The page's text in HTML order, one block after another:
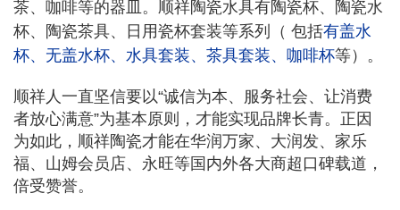
茶、咖啡等的器皿。顺祥陶瓷水具有陶瓷杯、陶瓷水
杯、陶瓷茶具、日用瓷杯套装等系列
（ 包括有盖水
杯、 无盖水杯、 水具套装、 茶具套装、 咖啡杯等）。
顺祥人一直坚信要以“诚信为本、服务社会、让消费
者放心满意”为基本原则，才能实现品牌长青。正因
为如此，顺祥陶瓷才能在华润万家、大润发、家乐
福、山姆会员店、永旺等国内外各大商超口碑载道，
倍受赞誉。